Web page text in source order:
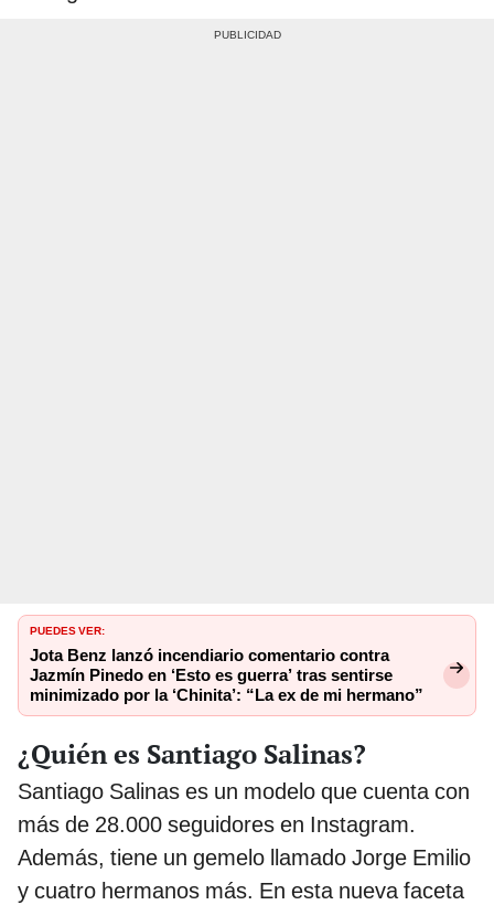
PUEDES VER:
Jota Benz lanzó incendiario comentario contra
Jazmín Pinedo en ‘Esto es guerra’ tras sentirse
minimizado por la ‘Chinita’: “La ex de mi hermano”
¿Quién es Santiago Salinas?
Santiago Salinas es un modelo que cuenta con
más de 28.000 seguidores en Instagram.
Además, tiene un gemelo llamado Jorge Emilio
y cuatro hermanos más. En esta nueva faceta